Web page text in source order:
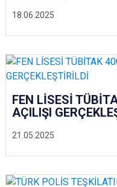
18.06.2025
21.05.2025
FEN LİSESİ
AÇILIŞI